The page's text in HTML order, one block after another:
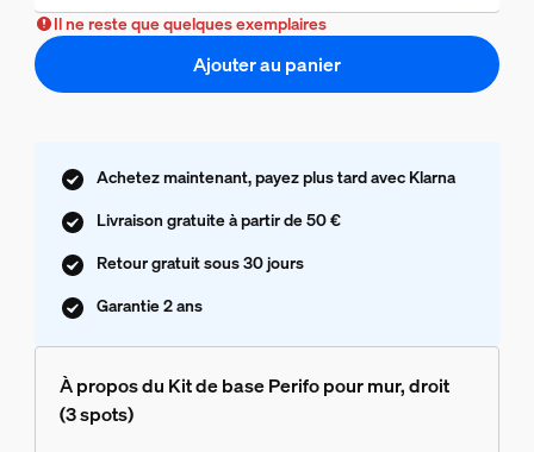
Il ne reste que quelques exemplaires
Ajouter au panier
Achetez maintenant, payez plus tard avec Klarna
Livraison gratuite à partir de 50 €
Retour gratuit sous 30 jours
Garantie 2 ans
À propos du Kit de base Perifo pour mur, droit
(3 spots)